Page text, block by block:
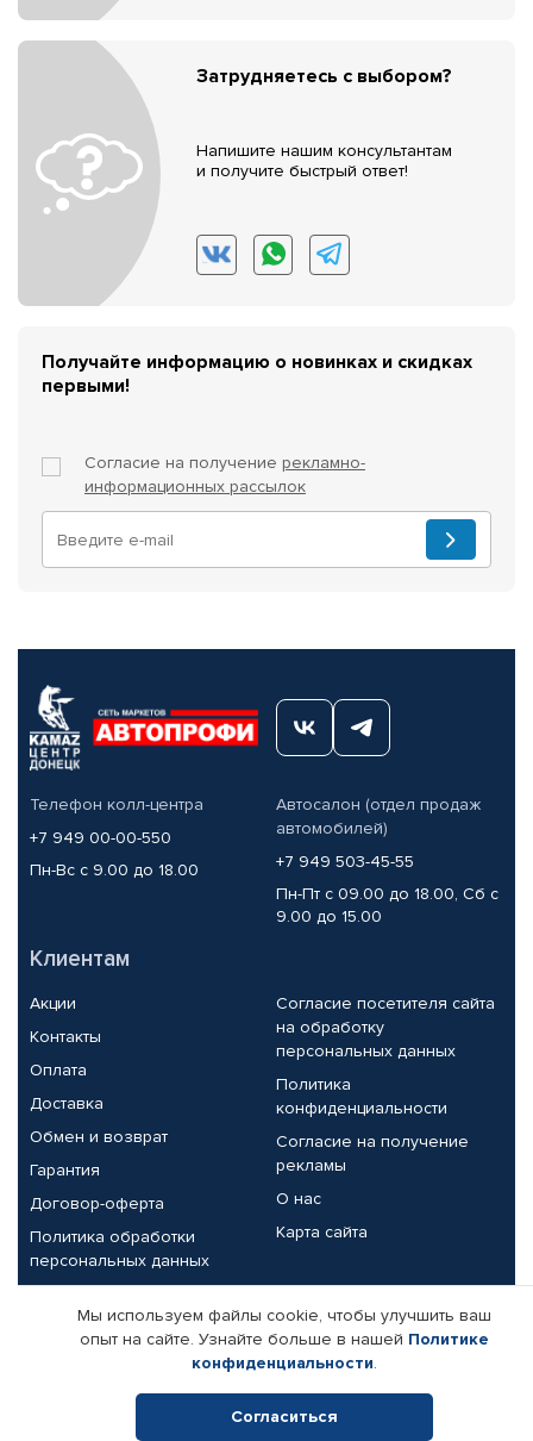
Затрудняетесь с выбором?
Напишите нашим консультантам
и получите быстрый ответ!
Получайте информацию о новинках и скидках
первыми!
Согласие на получение рекламно-
информационных рассылок
Телефон колл-центра
+7 949 00-00-550
Пн-Вс с 9.00 до 18.00
Автосалон (отдел продаж
автомобилей)
+7 949 503-45-55
Пн-Пт с 09.00 до 18.00, Сб с
9.00 до 15.00
Клиентам
Акции
Контакты
Оплата
Доставка
Обмен и возврат
Гарантия
Договор-оферта
Политика обработки
персональных данных
Согласие посетителя сайта
на обработку
персональных данных
Политика
конфиденциальности
Согласие на получение
рекламы
О нас
Карта сайта
Партнерам
Корпоративным клиентам
Поставщикам
Реквизиты компании
Мы используем файлы cookie, чтобы улучшить ваш
опыт на сайте. Узнайте больше в нашей Политике
конфиденциальности.
Согласиться